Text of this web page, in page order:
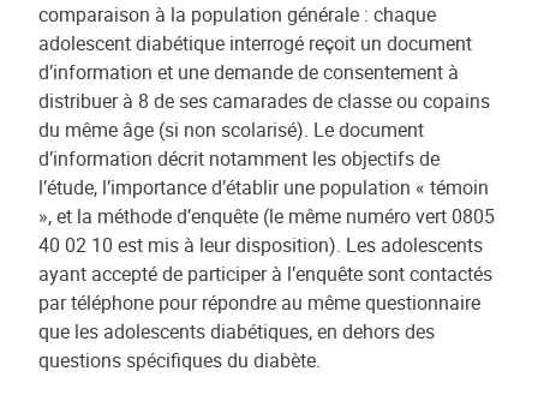
comparaison à la population générale : chaque
adolescent diabétique interrogé reçoit un document
d’information et une demande de consentement à
distribuer à 8 de ses camarades de classe ou copains
du même âge (si non scolarisé). Le document
d’information décrit notamment les objectifs de
l’étude, l’importance d’établir une population « témoin
», et la méthode d’enquête (le même numéro vert 0805
40 02 10 est mis à leur disposition). Les adolescents
ayant accepté de participer à l’enquête sont contactés
par téléphone pour répondre au même questionnaire
que les adolescents diabétiques, en dehors des
questions spécifiques du diabète.